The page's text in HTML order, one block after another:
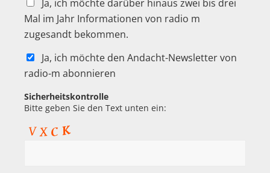
Ja, ich möchte darüber hinaus zwei bis drei
Mal im Jahr Informationen von radio m
zugesandt bekommen.
Ja, ich möchte den Andacht-Newsletter von
radio-m abonnieren
Sicherheitskontrolle
Bitte geben Sie den Text unten ein: